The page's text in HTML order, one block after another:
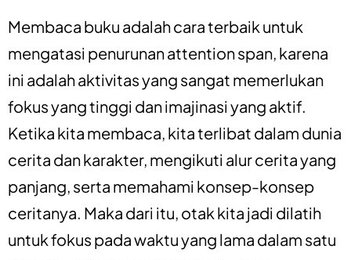
Membaca buku adalah cara terbaik untuk
mengatasi penurunan attention span, karena
ini adalah aktivitas yang sangat memerlukan
fokus yang tinggi dan imajinasi yang aktif.
Ketika kita membaca, kita terlibat dalam dunia
cerita dan karakter, mengikuti alur cerita yang
panjang, serta memahami konsep-konsep
ceritanya. Maka dari itu, otak kita jadi dilatih
untuk fokus pada waktu yang lama dalam satu